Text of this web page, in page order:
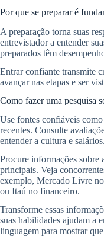
Por que se preparar é
A preparação torna suas
entrevistador a entender
preparados têm
Entrar confiante transmite
avançar nas etapas e ser
Como fazer uma pesquisa
Use fontes confiáveis
recentes. Consulte
entender a cultura e salários.
Procure informações sobre
principais. Veja
exemplo, Mercado Livre
ou Itaú no financeiro.
Transforme essas
suas habilidades ajudam a
linguagem para mostrar